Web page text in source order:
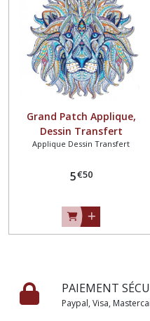
Grand Patch Applique,
Dessin Transfert
thermocollant, TÊTE de
sérigraphie à repasser -
Applique Dessin Transfert
5€50
PAIEMENT
Paypal, Visa,